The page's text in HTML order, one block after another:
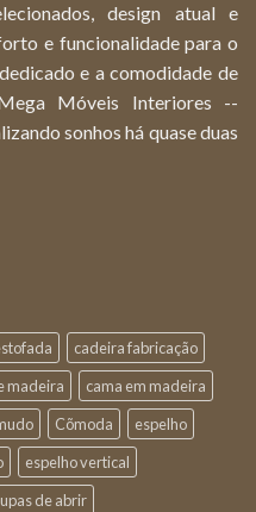
design atual e
e funcionalidade para o
e a comodidade de
Móveis Interiores --
sonhos há quase duas
cadeira fabricação
madeira
cama em madeira
Cõmoda
espelho
espelho vertical
de abrir